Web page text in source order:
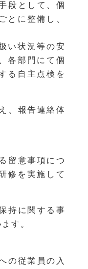
段として、個
とに整備し、
い状況等の安
各部門にて個
る自主点検を
、報告連絡体
留意事項につ
修を実施して
持に関する事
す。
の従業員の入